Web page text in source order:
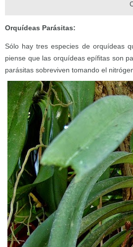
Orquídeas Parásitas:
Sólo hay tres especies de orquídeas
piense que las orquídeas epífitas son
parásitas sobreviven tomando el